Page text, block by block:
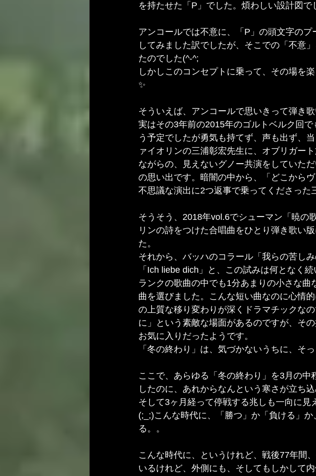
を持たせた「P」でした。煩わしい設計図
アンコールでは不意に、「P」の頭文字の
してみました訳でしたが、そこでの「不意
たのでした(^-^;
しかしこのコンセプトに乗って、その場を
✨
そういえば、アンコールで思いきって弾き
実はその3年前の2015年のゴルトベルク回
う予定でしたが勇気も持てず、声も出ず、
ァイオリンの三浦彰宏先生に、オブリガー
ながらの、見えないグノー共演をしていた
の思い出です。暗闇の中から、「どこから
不思議な演出に2つ返事で乗ってくださった
そうそう、2018年vol.6でシューマン「暁の
リンの詩をつけた合唱曲をひとり弾き歌い
た。
それから、バッハのコラール「我らの苦し
「Ich liebe dich」と、この試みは何となく
ランクの歌曲の中でも1分あまりの小さな
曲を選びました。こんな短い曲なのに心情
の上質な移り変わりが深くドラマチックな
に」という素敵な場面があるのですが、そ
お気に入りだったようです。
「冬の終わり」は、気づかないうちに、そ
ここで、あらゆる「冬の終わり」を3月の
したのに、あれからなんという寒さが立ち
そして3ヶ月経って停戦する兆しも一向に
(;_;)こんな時代に、「勝つ」か「負ける」
る。。
こんな時代に、というけれど、戦後77年間
いるけれど、外側にも、そしてもしかして